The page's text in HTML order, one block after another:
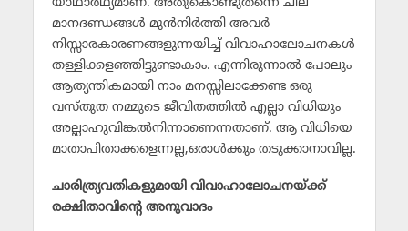
മാനദണ്ഡങ്ങള്‍ മുന്‍നിര്‍ത്തി അവര്‍
നിസ്സാരകാരണങ്ങളുന്നയിച്ച് വിവാഹാലോചനകള്‍
തള്ളിക്കളഞ്ഞിട്ടുണ്ടാകാം. എന്നിരുന്നാല്‍ പോലും
ആത്യന്തികമായി നാം മനസ്സിലാക്കേണ്ട ഒരു
വസ്തുത നമ്മുടെ ജീവിതത്തില്‍ എല്ലാ വിധിയും
അല്ലാഹുവിങ്കല്‍നിന്നാണെന്നതാണ്. ആ വിധിയെ
മാതാപിതാക്കളെന്നല്ല,ഒരാള്‍ക്കും തടുക്കാനാവില്ല.
ചാരിത്ര്യവതികളുമായി വിവാഹാലോചനയ്ക്ക്
രക്ഷിതാവിന്റെ അനുവാദം